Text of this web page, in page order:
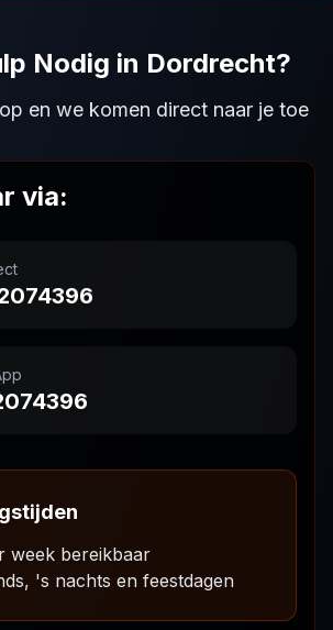
Nodig in Dordrecht?
en we komen direct naar je toe
via:
week bereikbaar
's nachts en feestdagen